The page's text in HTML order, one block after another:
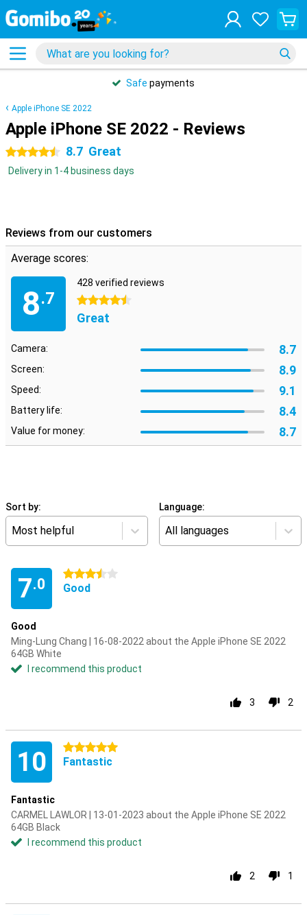
Safe payments
Apple iPhone SE 2022
Apple iPhone SE 2022 - Reviews
4.5 stars 8.7 Great
Delivery in 1-4 business days
Reviews from our customers
Average scores:
8.7
428 verified reviews
4.5 stars
Great
Camera: 8.7
Screen: 8.9
Speed: 9.1
Battery life: 8.4
Value for money: 8.7
Sort by:
Most helpful
Language:
All languages
7.0
3.5 stars
Good
Good
Ming-Lung Chang | 16-08-2022 about the Apple iPhone SE 2022
64GB White
I recommend this product
3 2
10 5 stars
Fantastic
Fantastic
CARMEL LAWLOR | 13-01-2023 about the Apple iPhone SE 2022
64GB Black
I recommend this product
2 1